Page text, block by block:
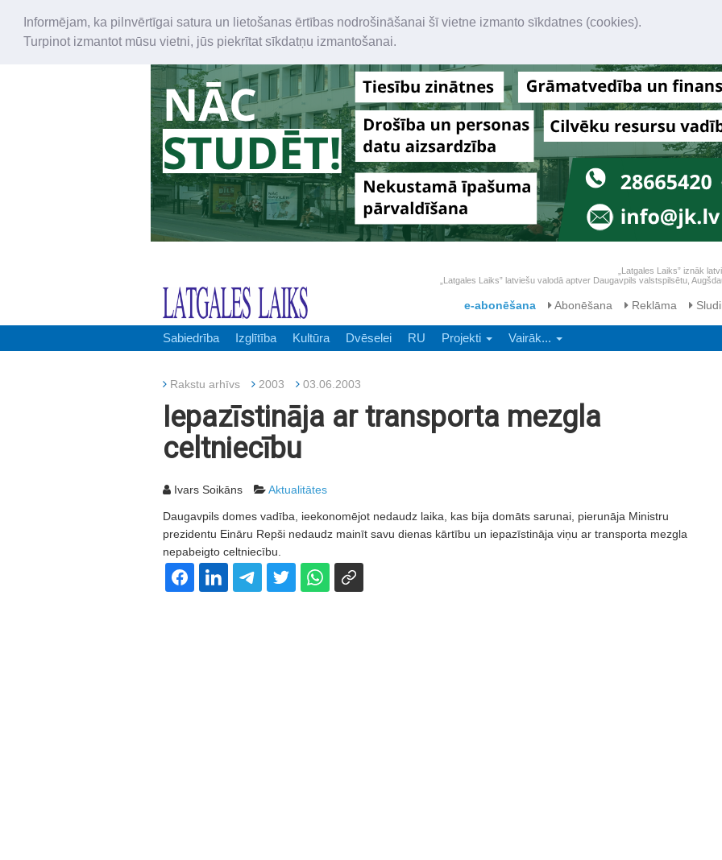
Informējam, ka pilnvērtīgai satura un lietošanas ērtības nodrošināšanai šī vietne izmanto sīkdatnes (cookies).
Turpinot izmantot mūsu vietni, jūs piekrītat sīkdatņu izmantošanai.
„Latgales Laiks” iznāk
„Latgales Laiks” latviešu valodā aptver Daugavpils valstspilsētu,
e-abonēšana Abonēšana Reklāma
Sabiedrība Izglītība Kultūra Dvēselei RU Projekti Vairāk...
Rakstu arhīvs 2003 03.06.2003
Iepazīstināja ar transporta mezgla
celtniecību
Ivars Soikāns Aktualitātes
Daugavpils domes vadība, ieekonomējot nedaudz laika, kas bija domāts sarunai, pierunāja Ministru
prezidentu Eināru Repši nedaudz mainīt savu dienas kārtību un iepazīstināja viņu ar transporta mezgla
nepabeigto celtniecību.